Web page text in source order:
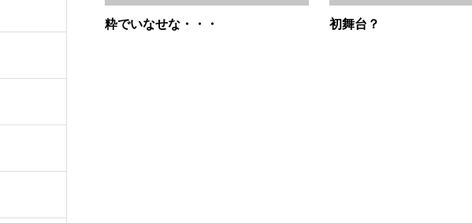
粋でいなせな・・・ 初舞台？